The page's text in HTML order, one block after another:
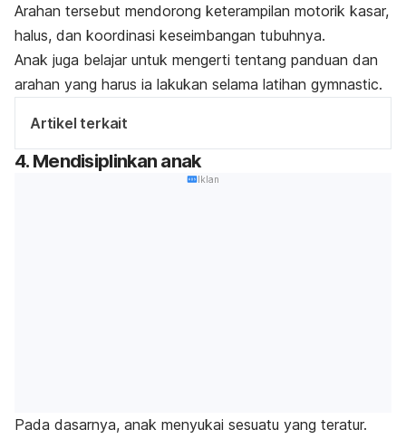
Arahan tersebut mendorong keterampilan motorik kasar,
halus, dan koordinasi keseimbangan tubuhnya.
Anak juga belajar untuk mengerti tentang panduan dan
arahan yang harus ia lakukan selama latihan gymnastic.
Artikel terkait
4. Mendisiplinkan anak
Iklan
Pada dasarnya, anak menyukai sesuatu yang teratur.